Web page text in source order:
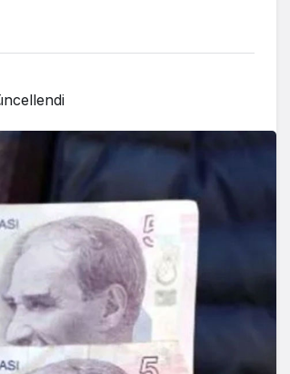
Eğitim
Düzce Üniversitesi Ekibi
Slovenya’dan Ses Verdi